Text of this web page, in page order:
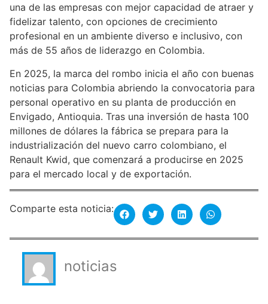
una de las empresas con mejor capacidad de atraer y
fidelizar talento, con opciones de crecimiento
profesional en un ambiente diverso e inclusivo, con
más de 55 años de liderazgo en Colombia.
En 2025, la marca del rombo inicia el año con buenas
noticias para Colombia abriendo la convocatoria para
personal operativo en su planta de producción en
Envigado, Antioquia. Tras una inversión de hasta 100
millones de dólares la fábrica se prepara para la
industrialización del nuevo carro colombiano, el
Renault Kwid, que comenzará a producirse en 2025
para el mercado local y de exportación.
Comparte esta noticia:
noticias